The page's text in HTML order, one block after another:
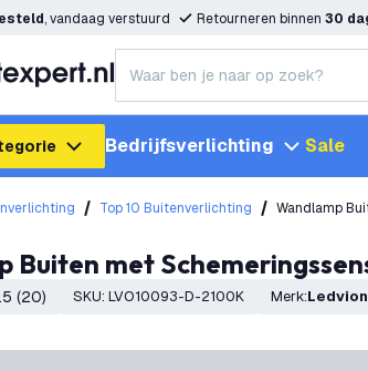
, vandaag verstuurd Retourneren binnen 30
Bedrijfsverlichting Sale
Top 10 Buitenverlichting Wandlamp
Buiten met
(20) SKU: LVO10093-D-2100K Merk: Ledvion